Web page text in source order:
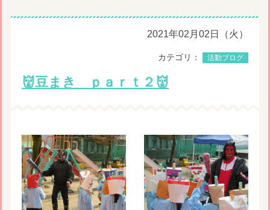
2021年02月02日（火）
カテゴリ： 活動ブログ
👹豆まき ｐａｒｔ２👹